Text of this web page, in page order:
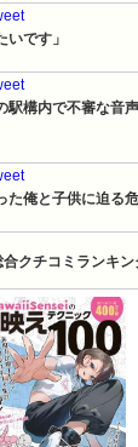
いです」
駅構内で不審な音
た俺と子供に迫る
クチコミランキン